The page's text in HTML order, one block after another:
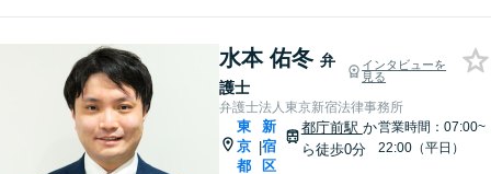
水本 佑冬 弁
護士
インタビューを
見る
弁護士法人東京新宿法律事務所
東
京
都
|
新
宿
区
都庁前駅 か
ら徒歩0分
営業時間：07:00~
22:00（平日）